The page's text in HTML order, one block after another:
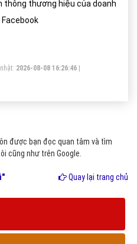
thông thương hiệu của doanh
2026-08-08 16:26:46
được bạn đọc quan tâm và tìm
cũng như trên Google.
Quay lại trang chủ